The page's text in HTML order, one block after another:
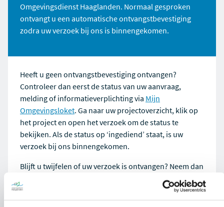
Omgevingsdienst Haaglanden. Normaal gesproken
ontvangt u een automatische ontvangstbevestiging
zodra uw verzoek bij ons is binnengekomen.
Heeft u geen ontvangstbevestiging ontvangen?
Controleer dan eerst de status van uw aanvraag,
melding of informatieverplichting via Mijn
Omgevingsloket. Ga naar uw projectoverzicht, klik op
het project en open het verzoek om de status te
bekijken. Als de status op ‘ingediend’ staat, is uw
verzoek bij ons binnengekomen.
Blijft u twijfelen of uw verzoek is ontvangen? Neem dan
gerust contact met ons op. Stuur een e-mail naar
vergunningen@odh.nl
met daarin het verzoeknummer
en de datum van indiening. Wij helpen u graag verder.